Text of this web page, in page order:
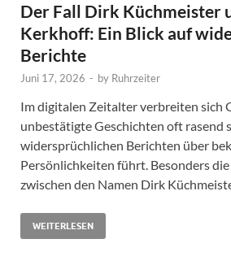
Der Fall Dirk Küchmeister
Kerkhoff: Ein Blick auf
Berichte
Juni 17, 2026 - by Ruhrzeiter
Im digitalen Zeitalter verbreiten sich
unbestätigte Geschichten oft rasend
widersprüchlichen Berichten über
Persönlichkeiten führt. Besonders
zwischen den Namen Dirk
WEITERLESEN